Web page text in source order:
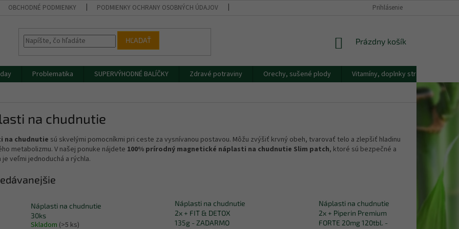
OBCHODNÉ PODMIENKY PODMIENKY OCHRANY OSOBNÝCH ÚDAJOV NÁŠ PRÍBEH
Prihlásenie
HĽADAŤ
NÁKUPNÝ
Prázdny košík
Problematika SUPERVÝHODNÉ BALÍČKY Zdravé potraviny Orechy, sušené plody Vitamíny, doplnky stravy
na chudnutie
na chudnutie sú skvelými pomocníkmi pri ceste za vysnívanou postavou. Môžu zvýšiť krvný obeh, tvarovať telo a zlepšiť hladinu
metabolizmu. V našej ponuke nájdete 100% prírodný magnetické náplasti na chudnutie Slim patch, ktoré sú bezpečné a
je veľmi jednoduchá a rýchla.
Náplasti na chudnutie
30ks
Skladom (>5 ks)
Náplasti na chudnutie
2x + FIT & DETOX
135g - ZADARMO
Náplasti na chudnutie
2x + Piperin Premium
FORTE 20mg 120tbl. -